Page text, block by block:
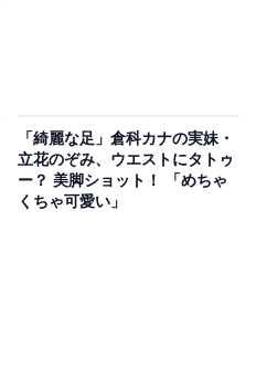
「綺麗な足」倉科カナの実妹・
立花のぞみ、ウエストにタトゥ
ー？ 美脚ショット！ 「めちゃ
くちゃ可愛い」